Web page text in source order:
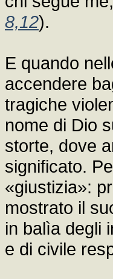
8,12).
E quando
accendere
tragiche
nome di Dio
storte, dove
significato.
«giustizia»:
mostrato il
in balìa degli
e di civile